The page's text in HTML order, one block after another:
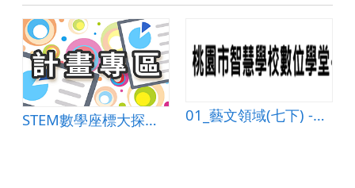
STEM數學座標大探索-融合科技與工程的數學課 01_藝文領域(七下) -悠游自在